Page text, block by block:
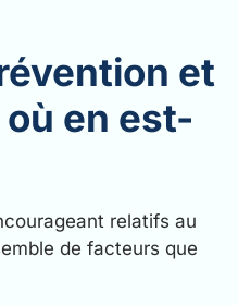
et
en est-
relatifs au
de facteurs que